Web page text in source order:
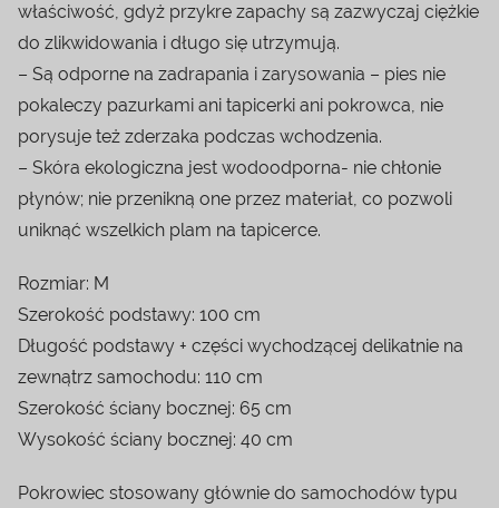
właściwość, gdyż przykre zapachy są zazwyczaj ciężkie
do zlikwidowania i długo się utrzymują.
– Są odporne na zadrapania i zarysowania – pies nie
pokaleczy pazurkami ani tapicerki ani pokrowca, nie
porysuje też zderzaka podczas wchodzenia.
– Skóra ekologiczna jest wodoodporna- nie chłonie
płynów; nie przenikną one przez materiał, co pozwoli
uniknąć wszelkich plam na tapicerce.
Rozmiar: M
Szerokość podstawy: 100 cm
Długość podstawy + części wychodzącej delikatnie na
zewnątrz samochodu: 110 cm
Szerokość ściany bocznej: 65 cm
Wysokość ściany bocznej: 40 cm
Pokrowiec stosowany głównie do samochodów typu